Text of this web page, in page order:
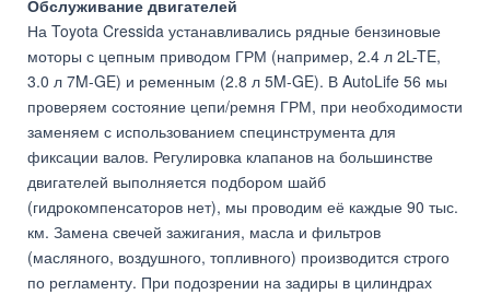
Обслуживание двигателей
На Toyota Cressida устанавливались рядные бензиновые
моторы с цепным приводом ГРМ (например, 2.4 л 2L-TE,
3.0 л 7M-GE) и ременным (2.8 л 5M-GE). В AutoLife 56 мы
проверяем состояние цепи/ремня ГРМ, при необходимости
заменяем с использованием специнструмента для
фиксации валов. Регулировка клапанов на большинстве
двигателей выполняется подбором шайб
(гидрокомпенсаторов нет), мы проводим её каждые 90 тыс.
км. Замена свечей зажигания, масла и фильтров
(масляного, воздушного, топливного) производится строго
по регламенту. При подозрении на задиры в цилиндрах